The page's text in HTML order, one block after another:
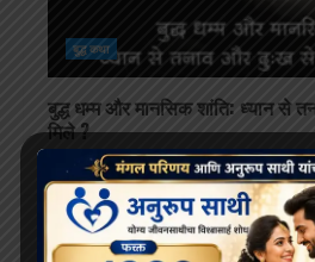
बुद्ध कथा
बुद्ध धम्म और मानसिक शांति: ध्यान से
मिले ?
January 24, 2026